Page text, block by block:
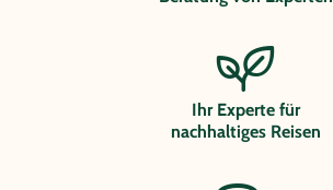
Ihr Experte für
nachhaltiges Reisen